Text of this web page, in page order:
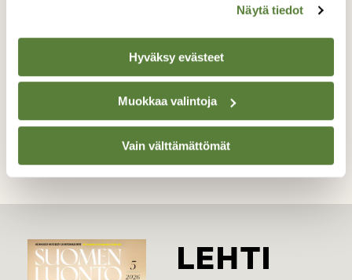
Näytä tiedot
Hyväksy evästeet
Muokkaa valintoja
Vain välttämättömät
Pyjamaluteilla on tapaaminen
Kuvaaja: Katja Räsänen
Kilpailun etusivulle
LEHTI